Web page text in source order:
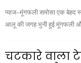
प्याज–मूंगफली समोसा एक बेहद
आलू की जगह भुनी हुई मूंगफली
चटकारे वाला